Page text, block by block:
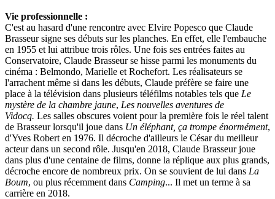
Vie professionnelle :
C'est au hasard d'une rencontre avec Elvire Popesco que Claude
Brasseur signe ses débuts sur les planches. En effet, elle l'embauche
en 1955 et lui attribue trois rôles. Une fois ses entrées faites au
Conservatoire, Claude Brasseur se hisse parmi les monuments du
cinéma : Belmondo, Marielle et Rochefort. Les réalisateurs se
l'arrachent même si dans les débuts, Claude préfère se faire une
place à la télévision dans plusieurs téléfilms notables tels que Le
mystère de la chambre jaune, Les nouvelles aventures de
Vidocq. Les salles obscures voient pour la première fois le réel talent
de Brasseur lorsqu'il joue dans Un éléphant, ça trompe énormément,
d'Yves Robert en 1976. Il décroche d'ailleurs le César du meilleur
acteur dans un second rôle. Jusqu'en 2018, Claude Brasseur joue
dans plus d'une centaine de films, donne la réplique aux plus grands,
décroche encore de nombreux prix. On se souvient de lui dans La
Boum, ou plus récemment dans Camping... Il met un terme à sa
carrière en 2018.